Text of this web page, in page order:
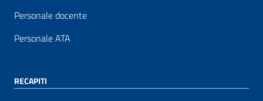
Personale docente
Personale ATA
RECAPITI